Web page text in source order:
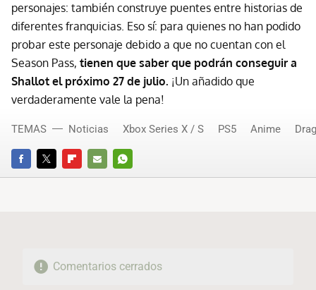
personajes: también construye puentes entre historias de
diferentes franquicias. Eso sí: para quienes no han podido
probar este personaje debido a que no cuentan con el
Season Pass, tienen que saber que podrán conseguir a
Shallot el próximo 27 de julio. ¡Un añadido que
verdaderamente vale la pena!
FACEBOOKTWITTERFLIPBOARD
E-
WHATSAPP
TEMAS Noticias Xbox Series X / S PS5 Anime
Comentarios cerrados